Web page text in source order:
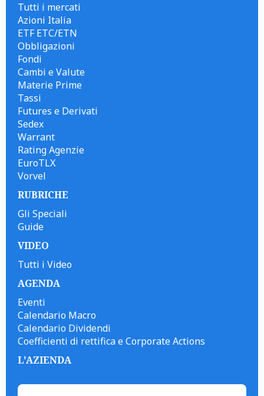
Tutti i mercati
Azioni Italia
ETF ETC/ETN
Obbligazioni
Fondi
Cambi e Valute
Materie Prime
Tassi
Futures e Derivati
Sedex
Warrant
Rating Agenzie
EuroTLX
Vorvel
RUBRICHE
Gli Speciali
Guide
VIDEO
Tutti i Video
AGENDA
Eventi
Calendario Macro
Calendario Dividendi
Coefficienti di rettifica e Corporate Actions
L'AZIENDA